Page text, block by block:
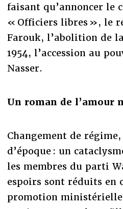
faisant qu’annoncer le
« Officiers libres », le
Farouk, l’abolition de
1954, l’accession au
Nasser.
Un roman de l’amour
Changement de
d’époque : un
les membres du parti
espoirs sont réduits en
promotion